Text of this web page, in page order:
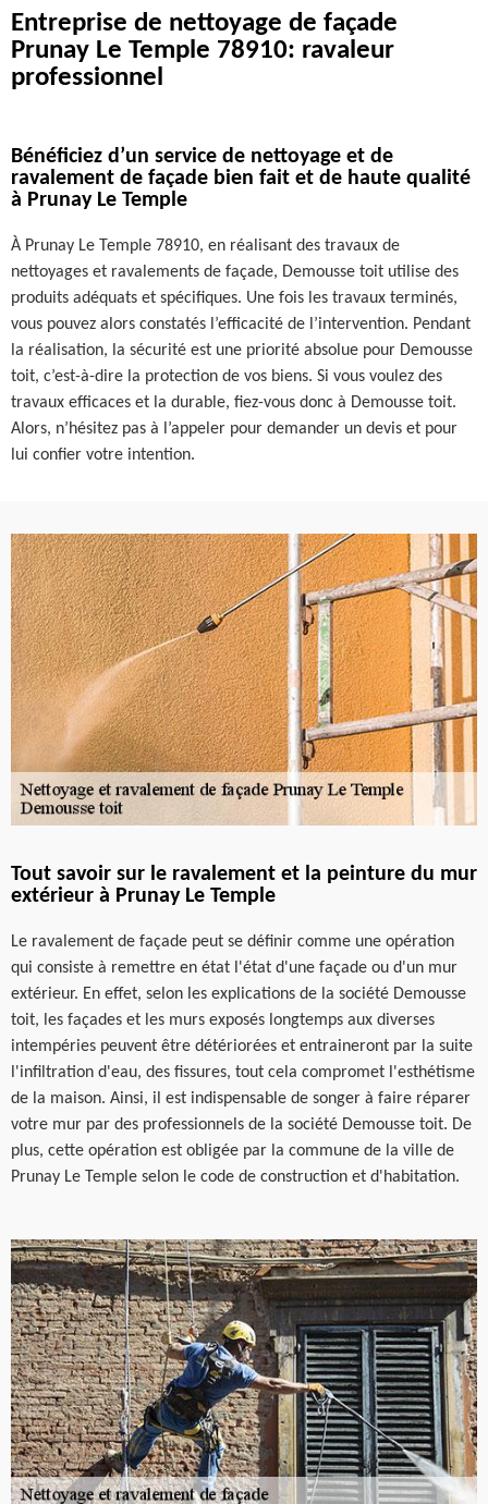
Entreprise de nettoyage de façade
Prunay Le Temple 78910: ravaleur
professionnel
Bénéficiez d’un service de nettoyage et de
ravalement de façade bien fait et de haute qualité
à Prunay Le Temple
À Prunay Le Temple 78910, en réalisant des travaux de
nettoyages et ravalements de façade, Demousse toit utilise des
produits adéquats et spécifiques. Une fois les travaux terminés,
vous pouvez alors constatés l’efficacité de l’intervention. Pendant
la réalisation, la sécurité est une priorité absolue pour Demousse
toit, c’est-à-dire la protection de vos biens. Si vous voulez des
travaux efficaces et la durable, fiez-vous donc à Demousse toit.
Alors, n’hésitez pas à l’appeler pour demander un devis et pour
lui confier votre intention.
Tout savoir sur le ravalement et la peinture du mur
extérieur à Prunay Le Temple
Le ravalement de façade peut se définir comme une opération
qui consiste à remettre en état l'état d'une façade ou d'un mur
extérieur. En effet, selon les explications de la société Demousse
toit, les façades et les murs exposés longtemps aux diverses
intempéries peuvent être détériorées et entraineront par la suite
l'infiltration d'eau, des fissures, tout cela compromet l'esthétisme
de la maison. Ainsi, il est indispensable de songer à faire réparer
votre mur par des professionnels de la société Demousse toit. De
plus, cette opération est obligée par la commune de la ville de
Prunay Le Temple selon le code de construction et d'habitation.